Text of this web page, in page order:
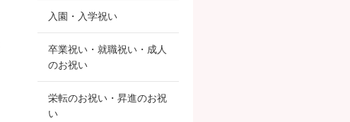
入園・入学祝い
卒業祝い・就職祝い・成人
のお祝い
栄転のお祝い・昇進のお祝
い